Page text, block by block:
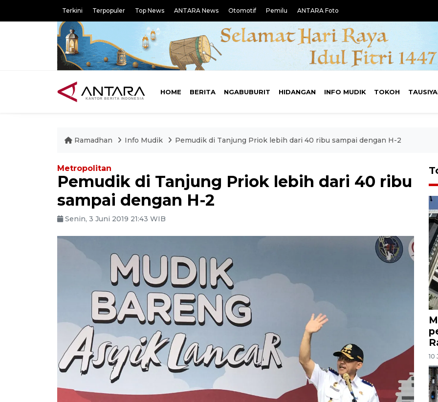
Terkini Terpopuler Top News ANTARA News Otomotif Pemilu ANTARA Foto
HOME BERITA NGABUBURIT HIDANGAN INFO MUDIK TOKOH
Ramadhan Info Mudik Pemudik di Tanjung Priok lebih dari 40 ribu sampai dengan H-2
Metropolitan
Pemudik di Tanjung Priok lebih dari 40 ribu
sampai dengan H-2
Senin, 3 Juni 2019 21:43 WIB
10